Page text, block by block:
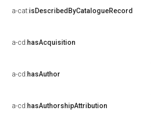
a-cat:isDescribedByCatalogueRecord
a-cd:hasAcquisition
a-cd:hasAuthor
a-cd:hasAuthorshipAttribution